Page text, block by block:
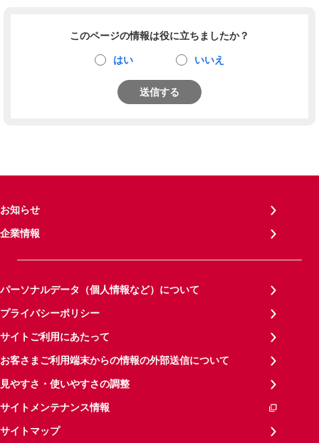
このページの情報は役に立ちましたか？
はい いいえ
送信する
お知らせ
企業情報
パーソナルデータ（個人情報など）について
プライバシーポリシー
サイトご利用にあたって
お客さまご利用端末からの情報の外部送信について
見やすさ・使いやすさの調整
サイトメンテナンス情報
サイトマップ